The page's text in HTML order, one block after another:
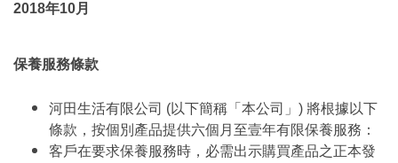
2018年10月
保養服務條款
河田生活有限公司 (以下簡稱「本公司」) 將根據以下
條款，按個別產品提供六個月至壹年有限保養服務：
客戶在要求保養服務時，必需出示購買產品之正本發